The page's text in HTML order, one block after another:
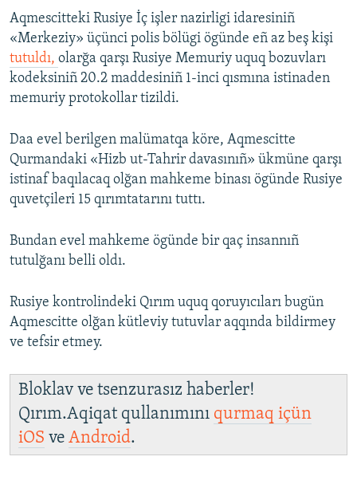
Aqmescitteki Rusiye İç işler nazirligi idaresiniñ
«Merkeziy» üçünci polis bölügi ögünde eñ az beş kişi
tutuldı, olarğa qarşı Rusiye Memuriy uquq bozuvları
kodeksiniñ 20.2 maddesiniñ 1-inci qısmına istinaden
memuriy protokollar tizildi.
Daa evel berilgen malümatqa köre, Aqmescitte
Qurmandaki «Hizb ut-Tahrir davasınıñ» ükmüne qarşı
istinaf baqılacaq olğan mahkeme binası ögünde Rusiye
quvetçileri 15 qırımtatarını tuttı.
Bundan evel mahkeme ögünde bir qaç insannıñ
tutulğanı belli oldı.
Rusiye kontrolindeki Qırım uquq qoruyıcıları bugün
Aqmescitte olğan kütleviy tutuvlar aqqında bildirmey
ve tefsir etmey.
Bloklav ve tsenzurasız haberler!
Qırım.Aqiqat qullanımını qurmaq içün
iOS ve Android.